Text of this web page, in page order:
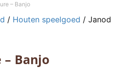
– Banjo
/ Houten speelgoed / Janod
– Banjo